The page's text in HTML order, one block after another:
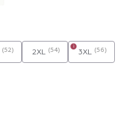
(52) 2XL (54) 3XL (56)
i